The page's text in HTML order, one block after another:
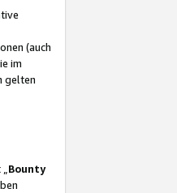
(auch
im
gelten
Bounty